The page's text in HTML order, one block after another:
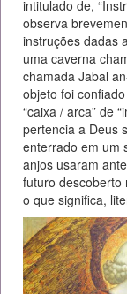
intitulado de,
observa
instruções dadas
uma caverna
chamada Jabal
objeto foi
“caixa / arca” de
pertencia a Deus
enterrado em um
anjos usaram
futuro descoberto
o que significa,